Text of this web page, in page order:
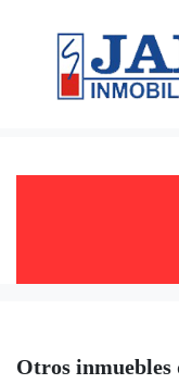
Otros inmuebles